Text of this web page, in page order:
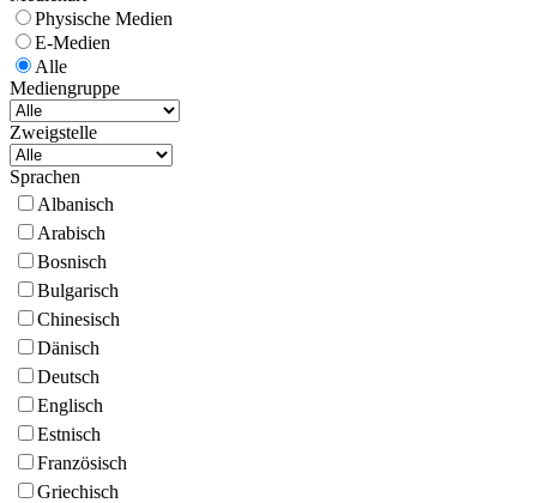
Physische Medien
E-Medien
Alle
Mediengruppe
Zweigstelle
Sprachen
Albanisch
Arabisch
Bosnisch
Bulgarisch
Chinesisch
Dänisch
Deutsch
Englisch
Estnisch
Französisch
Griechisch